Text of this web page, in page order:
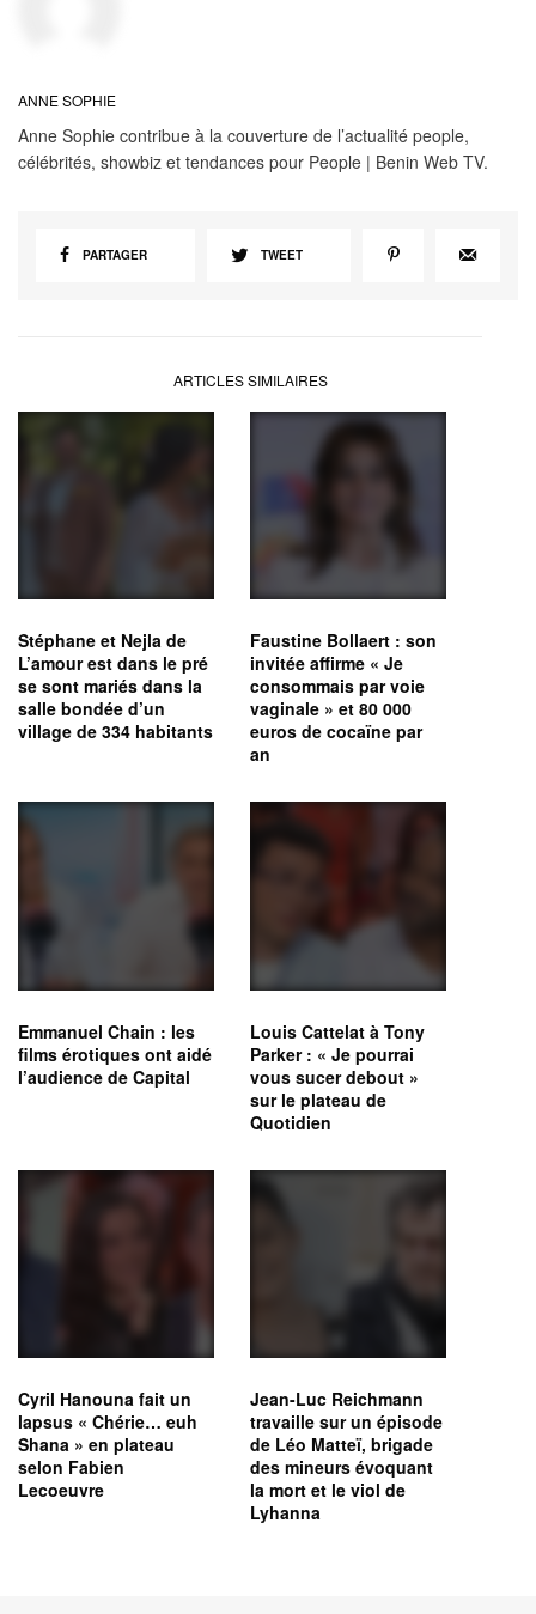
ANNE SOPHIE
Anne Sophie contribue à la couverture de l’actualité people,
célébrités, showbiz et tendances pour People | Benin Web TV.
PARTAGER TWEET
ARTICLES SIMILAIRES
Stéphane et Nejla de
L’amour est dans le pré
se sont mariés dans la
salle bondée d’un
village de 334 habitants
Faustine Bollaert : son
invitée affirme « Je
consommais par voie
vaginale » et 80 000
euros de cocaïne par
an
Emmanuel Chain : les
films érotiques ont aidé
l’audience de Capital
Louis Cattelat à Tony
Parker : « Je pourrai
vous sucer debout »
sur le plateau de
Quotidien
Cyril Hanouna fait un
lapsus « Chérie… euh
Shana » en plateau
selon Fabien
Lecoeuvre
Jean-Luc Reichmann
travaille sur un épisode
de Léo Matteï, brigade
des mineurs évoquant
la mort et le viol de
Lyhanna